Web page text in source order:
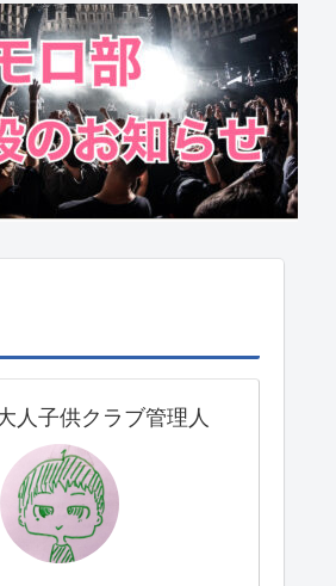
人子供クラブ管理人